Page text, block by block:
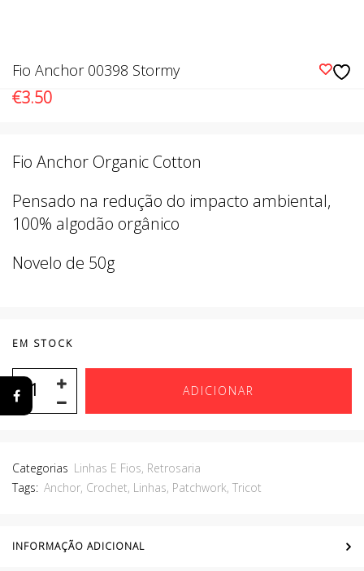
Fio Anchor 00398 Stormy
€3.50
Fio Anchor Organic Cotton
Pensado na redução do impacto ambiental,
100% algodão orgânico
Novelo de 50g
EM STOCK
ADICIONAR
Categorias Linhas E Fios, Retrosaria
Tags: Anchor, Crochet, Linhas, Patchwork, Tricot
INFORMAÇÃO ADICIONAL